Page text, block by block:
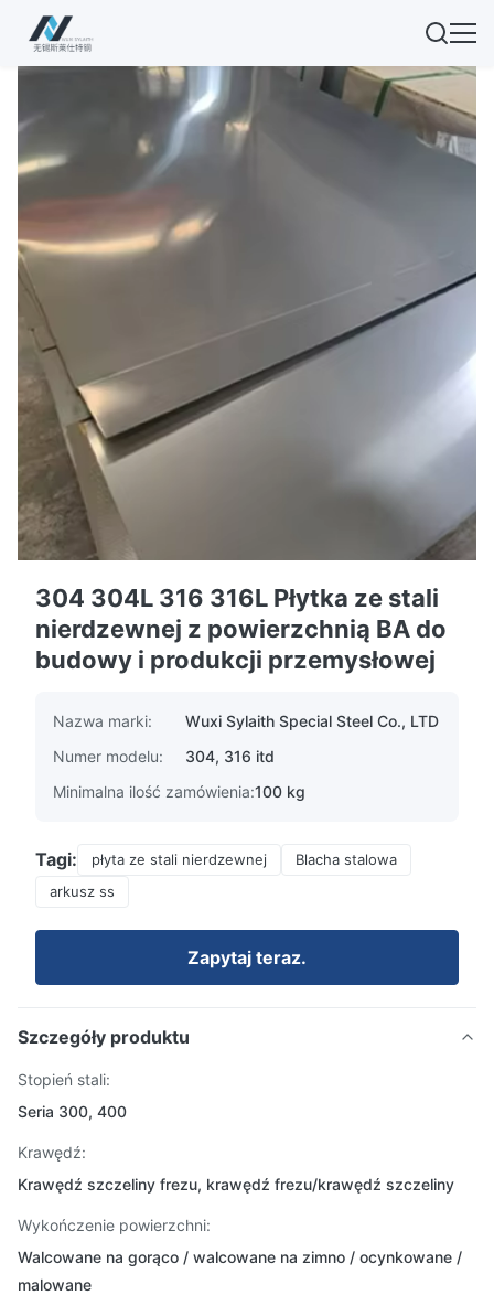
304 304L 316 316L Płytka ze stali
nierdzewnej z powierzchnią BA do
budowy i produkcji przemysłowej
Nazwa marki:
Wuxi Sylaith Special Steel Co., LTD
Numer modelu:
304, 316 itd
Minimalna ilość zamówienia:100 kg
Tagi: płyta ze stali nierdzewnej
Blacha stalowa
arkusz ss
Zapytaj teraz.
Szczegóły produktu
Stopień stali:
Seria 300, 400
Krawędź:
Krawędź szczeliny frezu, krawędź frezu/krawędź szczeliny
Wykończenie powierzchni:
Walcowane na gorąco / walcowane na zimno / ocynkowane /
malowane